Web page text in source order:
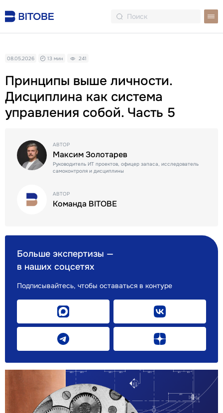
Принципы выше личности.
Дисциплина как система
управления собой. Часть 5
08.05.2026 13 мин 241
Больше экспертизы —
в наших соцсетях
Подписывайтесь, чтобы оставаться в контуре
АВТОР
Максим Золотарев
Руководитель ИТ проектов, офицер запаса, исследователь
самоконтроля и дисциплины
АВТОР
Команда BITOBE